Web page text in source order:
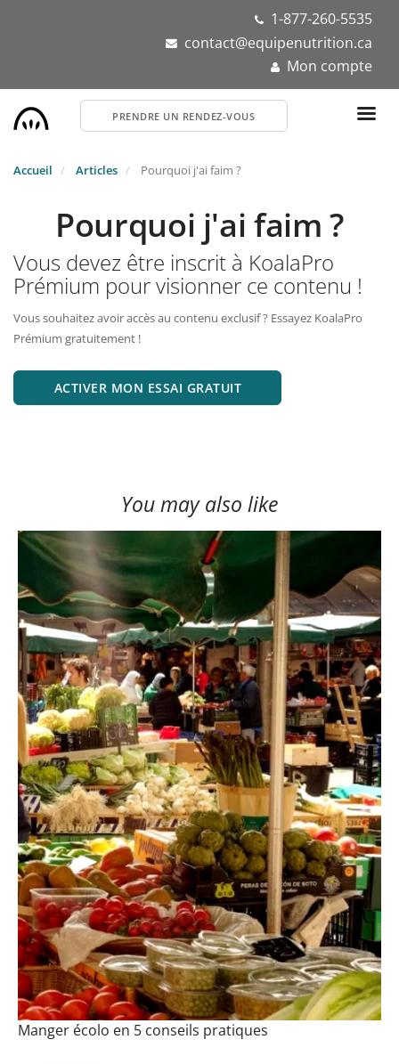
1-877-260-5535
contact@equipenutrition.ca
Mon compte
PRENDRE UN RENDEZ-VOUS
Accueil Articles Pourquoi j'ai faim ?
Pourquoi j'ai faim ?
Vous devez être inscrit à KoalaPro
Prémium pour visionner ce contenu !
Vous souhaitez avoir accès au contenu exclusif ? Essayez KoalaPro
Prémium gratuitement !
ACTIVER MON ESSAI GRATUIT
You may also like
Manger écolo en 5 conseils pratiques